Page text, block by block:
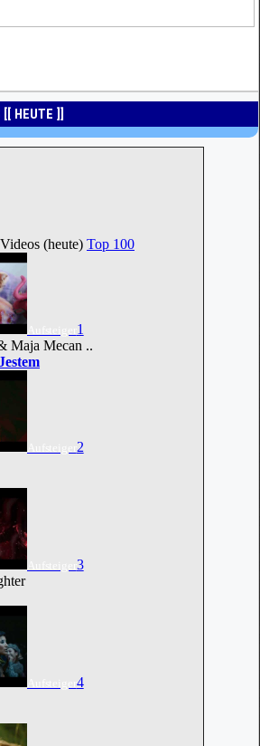
HEUTE ]]